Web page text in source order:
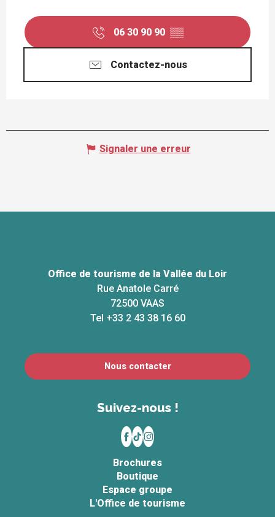
06 30 90 90 ▒▒
Contactez-nous
Signaler une erreur
Office de tourisme de la Vallée du Loir
Rue Anatole Carré
72500 VAAS
Tel +33 2 43 38 16 60
Nous contacter
Suivez-nous !
Brochures
Boutique
Espace groupe
L'Office de tourisme